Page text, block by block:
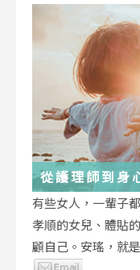
從護理師到身
低谷，都能成
有些女人，一輩子
孝順的女兒、體貼
顧自己。安瑤，就